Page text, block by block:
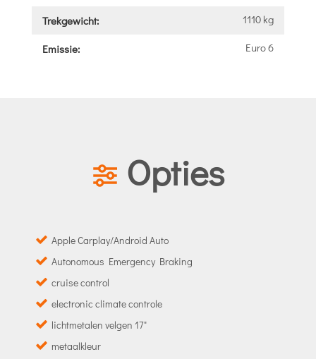
Trekgewicht: 1110 kg
Emissie: Euro 6
Opties
Apple Carplay/Android Auto
Autonomous Emergency Braking
cruise control
electronic climate controle
lichtmetalen velgen 17"
metaalkleur